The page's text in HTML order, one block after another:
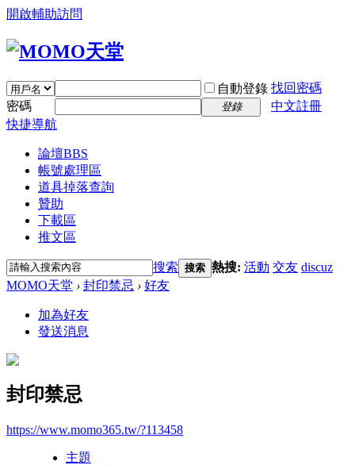
開啟輔助訪問
自動登錄 找回密碼
密碼
登錄
中文註冊
快捷導航
論壇BBS
帳號處理區
道具掉落查詢
贊助
下載區
推文區
搜索 搜索 熱搜: 活動 交友 discuz
MOMO天堂 › 封印禁忌 › 好友
加為好友
發送消息
封印禁忌
https://www.momo365.tw/?113458
主題